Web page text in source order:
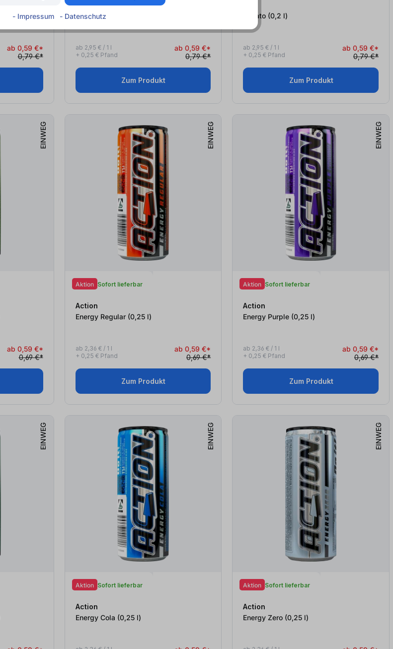
ab 0,59 €*
0,79 €*
City
Bellini (0,2
ab 2,95 € / 1 l
+ 0,25 € Pfand
ab 0,59 €*
0,79 €*
Zum Produkt
Rosato (0,2 l)
ab 2,95 € / 1 l
+ 0,25 € Pfand
ab 0,59 €*
0,79 €*
Zum Produkt
EINWEG
ab 0,59 €*
0,69 €*
EINWEG
Aktion Sofort lieferbar
Action
Energy Regular (0,25 l)
ab 2,36 € / 1 l
+ 0,25 € Pfand
ab 0,59 €*
0,69 €*
Zum Produkt
EINWEG
Aktion Sofort lieferbar
Action
Energy Purple (0,25 l)
ab 2,36 € / 1 l
+ 0,25 € Pfand
ab 0,59 €*
0,69 €*
Zum Produkt
EINWEG EINWEG
Aktion Sofort lieferbar
Action
Energy Cola (0,25 l)
EINWEG
Aktion Sofort lieferbar
Action
Energy Zero (0,25 l)
- Impressum - Datenschutz